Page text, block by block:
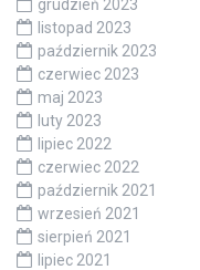
grudzień 2023
listopad 2023
październik 2023
czerwiec 2023
maj 2023
luty 2023
lipiec 2022
czerwiec 2022
październik 2021
wrzesień 2021
sierpień 2021
lipiec 2021